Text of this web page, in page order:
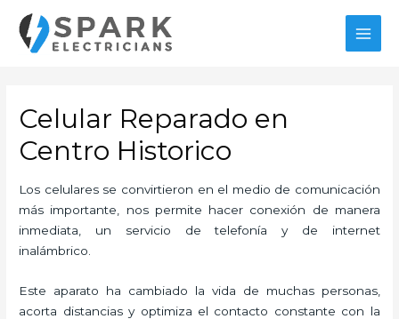
contenido
Celular Reparado en
Centro Historico
Los celulares se convirtieron en el medio de comunicación
más importante, nos permite hacer conexión de manera
inmediata, un servicio de telefonía y de internet
inalámbrico.
Este aparato ha cambiado la vida de muchas personas,
acorta distancias y optimiza el contacto constante con la